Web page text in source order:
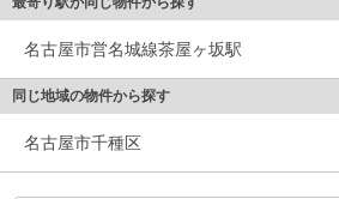
名古屋市営名城線茶屋ヶ坂駅
同じ地域の物件から探す
名古屋市千種区